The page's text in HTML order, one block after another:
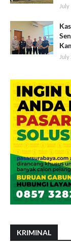
July
July
KRIMINAL